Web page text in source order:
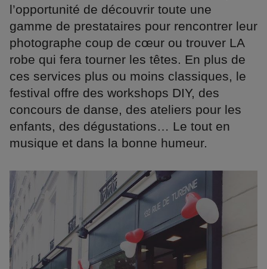
l’opportunité de découvrir toute une
gamme de prestataires pour rencontrer leur
photographe coup de cœur ou trouver LA
robe qui fera tourner les têtes. En plus de
ces services plus ou moins classiques, le
festival offre des workshops DIY, des
concours de danse, des ateliers pour les
enfants, des dégustations… Le tout en
musique et dans la bonne humeur.